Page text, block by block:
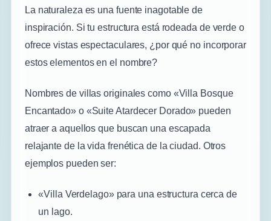
La naturaleza es una fuente inagotable de
inspiración. Si tu estructura está rodeada de verde o
ofrece vistas espectaculares, ¿por qué no incorporar
estos elementos en el nombre?
Nombres de villas originales como «Villa Bosque
Encantado» o «Suite Atardecer Dorado» pueden
atraer a aquellos que buscan una escapada
relajante de la vida frenética de la ciudad. Otros
ejemplos pueden ser:
«Villa Verdelago» para una estructura cerca de
un lago.